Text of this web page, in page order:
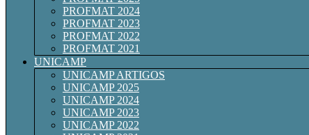
PROFMAT 2024
PROFMAT 2023
PROFMAT 2022
PROFMAT 2021
UNICAMP
UNICAMP ARTIGOS
UNICAMP 2025
UNICAMP 2024
UNICAMP 2023
UNICAMP 2022